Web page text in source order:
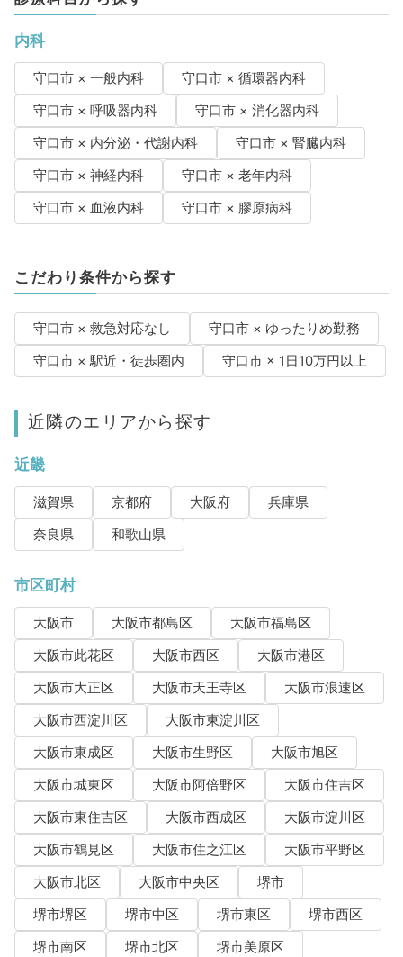
内科
守口市 × 一般内科
守口市 × 循環器内科
守口市 × 呼吸器内科
守口市 × 消化器内科
守口市 × 内分泌・代謝内科
守口市 × 腎臓内科
守口市 × 神経内科
守口市 × 老年内科
守口市 × 血液内科
守口市 × 膠原病科
こだわり条件から探す
守口市 × 救急対応なし
守口市 × ゆったりめ勤務
守口市 × 駅近・徒歩圏内
守口市 × 1日10万円以上
近隣のエリアから探す
近畿
滋賀県 京都府 大阪府
兵庫県
奈良県
和歌山県
市区町村
大阪市 大阪市都島区
大阪市福島区
大阪市此花区
大阪市西区
大阪市港区
大阪市大正区
大阪市天王寺区
大阪市浪速区
大阪市西淀川区
大阪市東淀川区
大阪市東成区
大阪市生野区
大阪市旭区
大阪市城東区
大阪市阿倍野区
大阪市住吉区
大阪市東住吉区
大阪市西成区
大阪市淀川区
大阪市鶴見区
大阪市住之江区
大阪市平野区
大阪市北区
大阪市中央区
堺市
堺市堺区
堺市中区 堺市東区
堺市西区
堺市南区
堺市北区
堺市美原区